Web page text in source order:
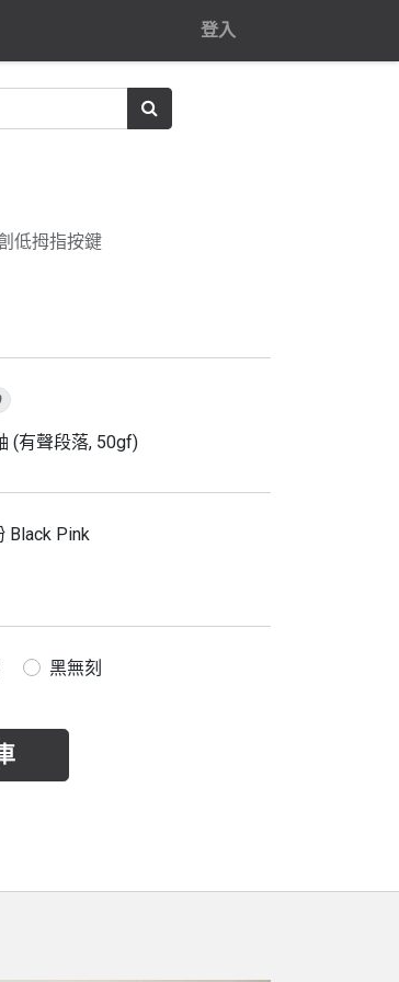
登入
低拇指按鍵
(有聲段落, 50gf)
Black Pink
黑無刻